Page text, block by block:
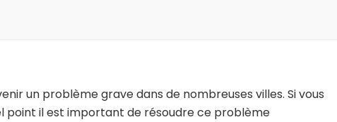
un problème grave dans de nombreuses villes. Si vous
point il est important de résoudre ce problème